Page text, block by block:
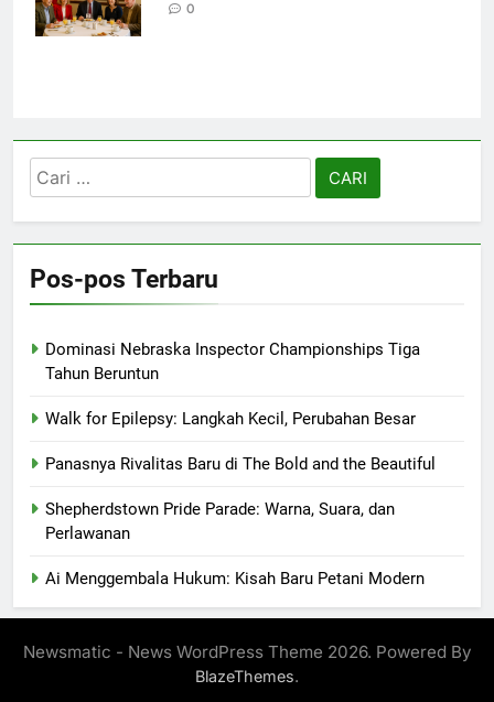
0
Cari
untuk:
Pos-pos Terbaru
Dominasi Nebraska Inspector Championships Tiga
Tahun Beruntun
Walk for Epilepsy: Langkah Kecil, Perubahan Besar
Panasnya Rivalitas Baru di The Bold and the Beautiful
Shepherdstown Pride Parade: Warna, Suara, dan
Perlawanan
Ai Menggembala Hukum: Kisah Baru Petani Modern
Newsmatic - News WordPress Theme 2026. Powered By
BlazeThemes.